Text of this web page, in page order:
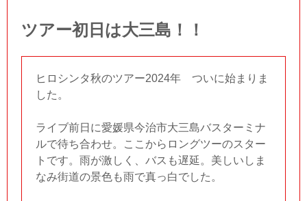
ツアー初日は大三島！！
ヒロシンタ秋のツアー2024年 ついに始まりま
した。
ライブ前日に愛媛県今治市大三島バスターミナ
ルで待ち合わせ。ここからロングツーのスター
トです。雨が激しく、バスも遅延。美しいしま
なみ街道の景色も雨で真っ白でした。